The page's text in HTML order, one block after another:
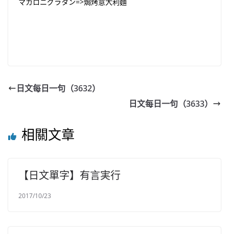
日文每日一句（3632）
日文每日一句（3633）
相關文章
【日文單字】有言実行
2017/10/23